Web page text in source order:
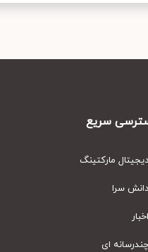
سریع
مارکتینگ
سرا
ای